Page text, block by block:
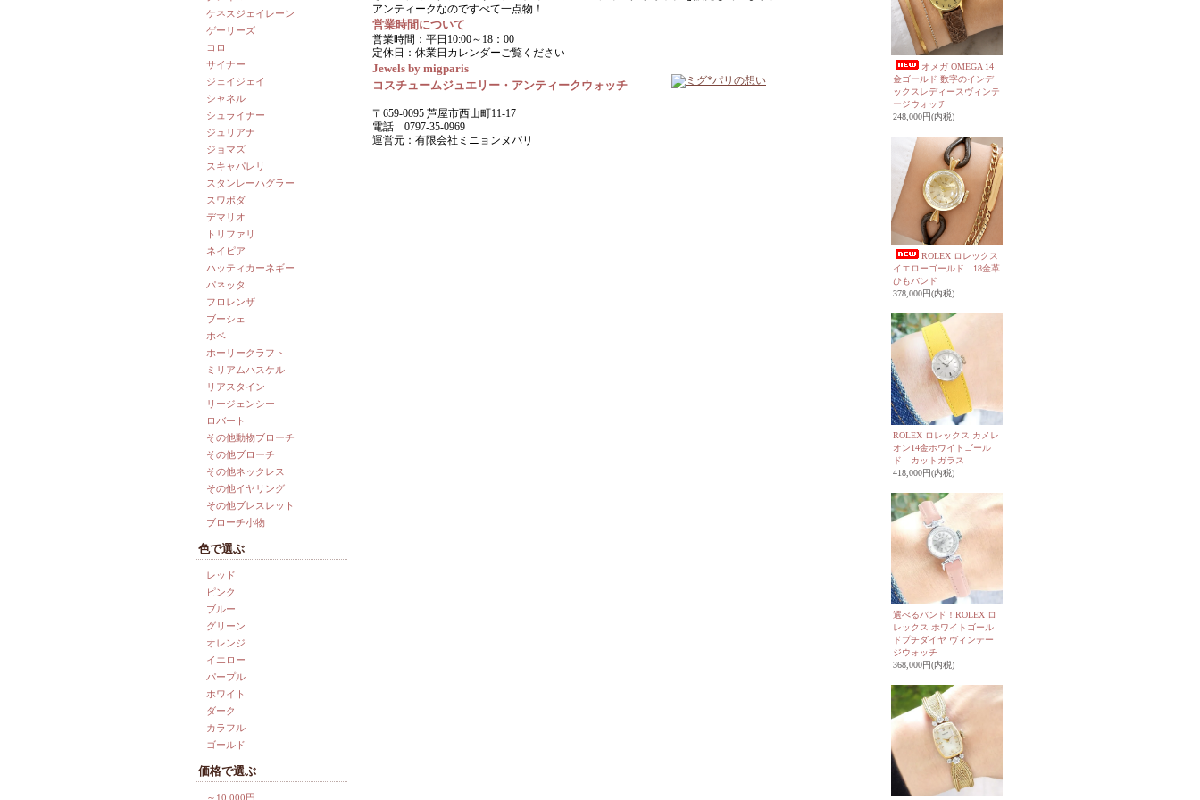
アンティークなのですべて一点物！
営業時間について
営業時間：平日10:00～18：00
定休日：休業日カレンダーご覧ください
Jewels by migparis
コスチュームジュエリー・アンティークウォッチ
〒659-0095 芦屋市西山町11-17
電話 0797-35-0969
運営元：有限会社ミニョンヌパリ
ケネスジェイレーン
ゲーリーズ
コロ
サイナー
ジェイジェイ
シャネル
シュライナー
ジュリアナ
ジョマズ
スキャパレリ
スタンレーハグラー
スワボダ
デマリオ
トリファリ
ネイピア
ハッティカーネギー
パネッタ
フロレンザ
ブーシェ
ホベ
ホーリークラフト
ミリアムハスケル
リアスタイン
リージェンシー
ロバート
その他動物ブローチ
その他ブローチ
その他ネックレス
その他イヤリング
その他ブレスレット
ブローチ小物
色で選ぶ
レッド
ピンク
ブルー
グリーン
オレンジ
イエロー
パープル
ホワイト
ダーク
カラフル
ゴールド
価格で選ぶ
～10,000円
オメガ OMEGA 14
金ゴールド 数字のインデ
ックスレディースヴィンテ
ージウォッチ
248,000円(内税)
ROLEX ロレックス
イエローゴールド 18金革
ひもバンド
378,000円(内税)
ROLEX ロレックス カメレ
オン14金ホワイトゴール
ド カットガラス
418,000円(内税)
選べるバンド！ROLEX ロ
レックス ホワイトゴール
ドプチダイヤ ヴィンテー
ジウォッチ
368,000円(内税)